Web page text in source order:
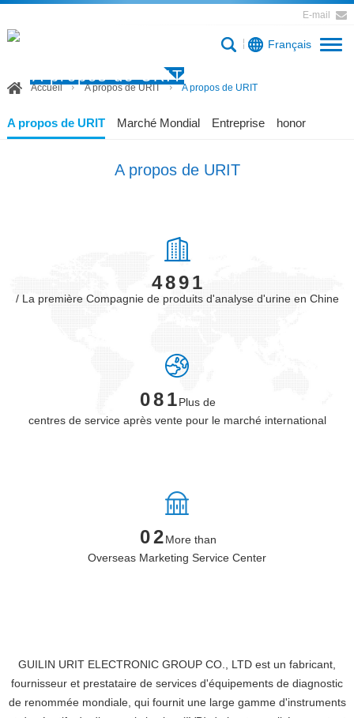
E-mail
Français
A propos de URIT
Accueil A propos de URIT A propos de URIT
A propos de URIT Marché Mondial Entreprise honor
A propos de URIT
/ La première Compagnie de produits d'analyse d'urine en Chine
Plus de
centres de service après vente pour le marché international
More than
Overseas Marketing Service Center
GUILIN URIT ELECTRONIC GROUP CO., LTD est un fabricant,
fournisseur et prestataire de services d'équipements de diagnostic
de renommée mondiale, qui fournit une large gamme d'instruments